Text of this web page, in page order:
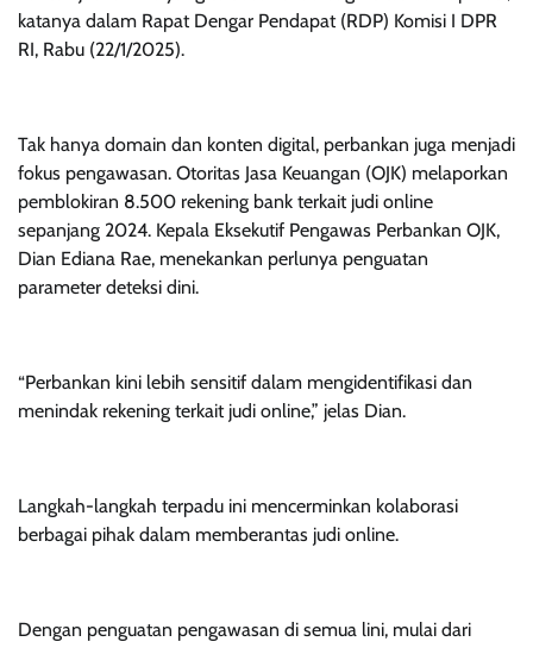
katanya dalam Rapat Dengar Pendapat (RDP) Komisi I DPR
RI, Rabu (22/1/2025).
Tak hanya domain dan konten digital, perbankan juga menjadi
fokus pengawasan. Otoritas Jasa Keuangan (OJK) melaporkan
pemblokiran 8.500 rekening bank terkait judi online
sepanjang 2024. Kepala Eksekutif Pengawas Perbankan OJK,
Dian Ediana Rae, menekankan perlunya penguatan
parameter deteksi dini.
“Perbankan kini lebih sensitif dalam mengidentifikasi dan
menindak rekening terkait judi online,” jelas Dian.
Langkah-langkah terpadu ini mencerminkan kolaborasi
berbagai pihak dalam memberantas judi online.
Dengan penguatan pengawasan di semua lini, mulai dari